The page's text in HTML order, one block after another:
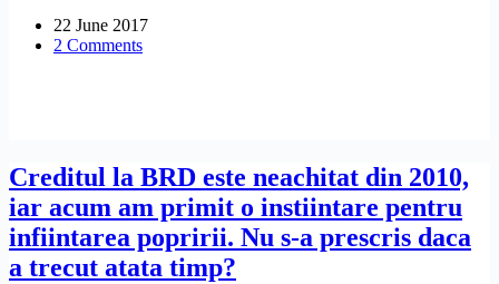
de
recuperare
banci
si
sa
executare
silita?
22 June 2017
2 Comments
Creditul la BRD este neachitat din 2010,
iar acum am primit o instiintare pentru
infiintarea popririi. Nu s-a prescris daca
a trecut atata timp?